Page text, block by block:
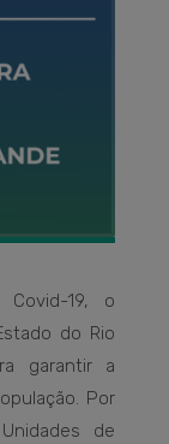
19, o
do Rio
garantir a
Por
de